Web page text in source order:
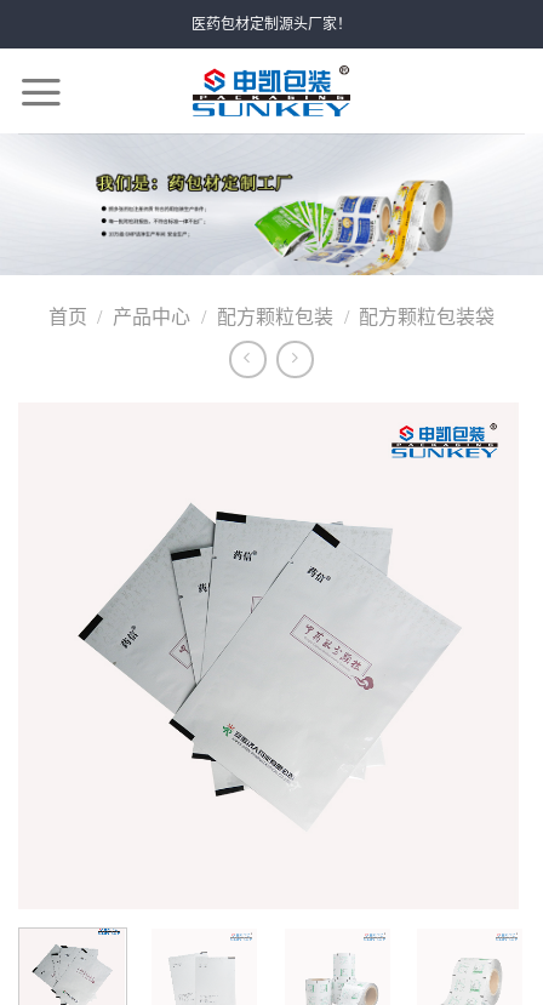
to
content
医药包材定制源头厂家！
首页 / 产品中心 / 配方颗粒包装 / 配方颗粒包装袋